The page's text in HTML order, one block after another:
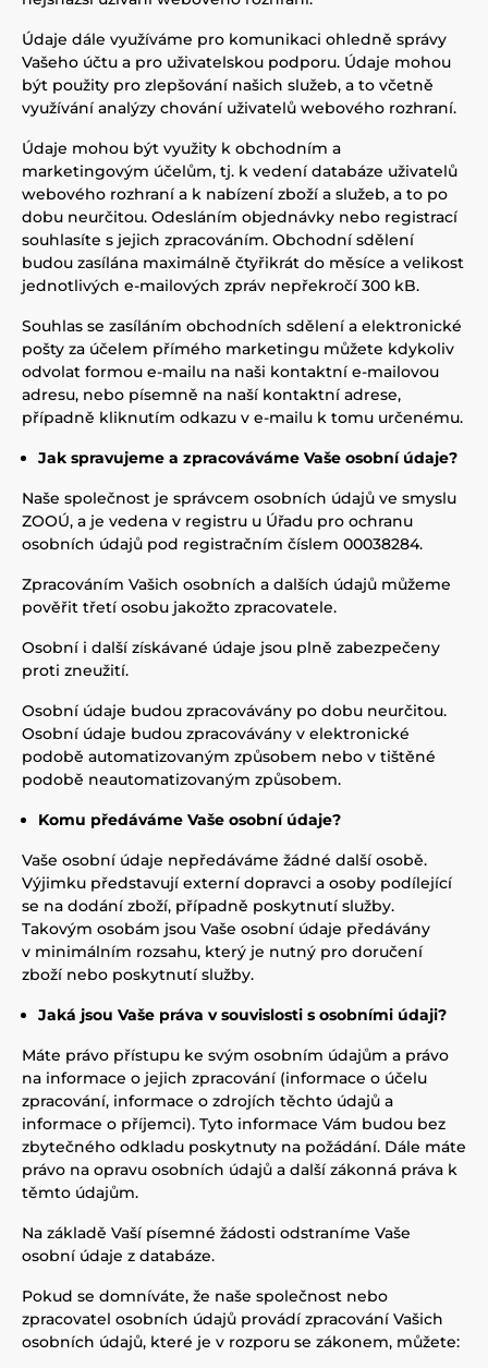
Údaje dále využíváme pro komunikaci ohledně správy
Vašeho účtu a pro uživatelskou podporu. Údaje mohou
být použity pro zlepšování našich služeb, a to včetně
využívání analýzy chování uživatelů webového rozhraní.
Údaje mohou být využity k obchodním a
marketingovým účelům, tj. k vedení databáze uživatelů
webového rozhraní a k nabízení zboží a služeb, a to po
dobu neurčitou. Odesláním objednávky nebo registrací
souhlasíte s jejich zpracováním. Obchodní sdělení
budou zasílána maximálně čtyřikrát do měsíce a velikost
jednotlivých e-mailových zpráv nepřekročí 300 kB.
Souhlas se zasíláním obchodních sdělení a elektronické
pošty za účelem přímého marketingu můžete kdykoliv
odvolat formou e-mailu na naši kontaktní e-mailovou
adresu, nebo písemně na naší kontaktní adrese,
případně kliknutím odkazu v e-mailu k tomu určenému.
Jak spravujeme a zpracováváme Vaše osobní údaje?
Naše společnost je správcem osobních údajů ve smyslu
ZOOÚ, a je vedena v registru u Úřadu pro ochranu
osobních údajů pod registračním číslem 00038284.
Zpracováním Vašich osobních a dalších údajů můžeme
pověřit třetí osobu jakožto zpracovatele.
Osobní i další získávané údaje jsou plně zabezpečeny
proti zneužití.
Osobní údaje budou zpracovávány po dobu neurčitou.
Osobní údaje budou zpracovávány v elektronické
podobě automatizovaným způsobem nebo v tištěné
podobě neautomatizovaným způsobem.
Komu předáváme Vaše osobní údaje?
Vaše osobní údaje nepředáváme žádné další osobě.
Výjimku představují externí dopravci a osoby podílející
se na dodání zboží, případně poskytnutí služby.
Takovým osobám jsou Vaše osobní údaje předávány
v minimálním rozsahu, který je nutný pro doručení
zboží nebo poskytnutí služby.
Jaká jsou Vaše práva v souvislosti s osobními údaji?
Máte právo přístupu ke svým osobním údajům a právo
na informace o jejich zpracování (informace o účelu
zpracování, informace o zdrojích těchto údajů a
informace o příjemci). Tyto informace Vám budou bez
zbytečného odkladu poskytnuty na požádání. Dále máte
právo na opravu osobních údajů a další zákonná práva k
těmto údajům.
Na základě Vaší písemné žádosti odstraníme Vaše
osobní údaje z databáze.
Pokud se domníváte, že naše společnost nebo
zpracovatel osobních údajů provádí zpracování Vašich
osobních údajů, které je v rozporu se zákonem, můžete: